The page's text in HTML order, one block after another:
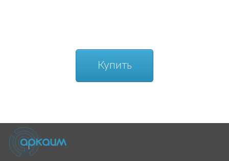
Купить